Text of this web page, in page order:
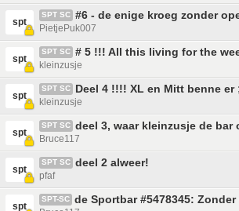
spt
SPT SC #6 - de enige kroeg zonder
PietjePuk007
spt
SPT SC # 5 !!! All this living for the
kleinzusje
spt
SPT SC Deel 4 !!!! XL en Mitt benne er
kleinzusje
spt
SPT SC deel 3, waar kleinzusje de bar
Bruce117
spt
SPT SC deel 2 alweer!
pfaf
spt
SPT-SC de Sportbar #5478345: Zonder